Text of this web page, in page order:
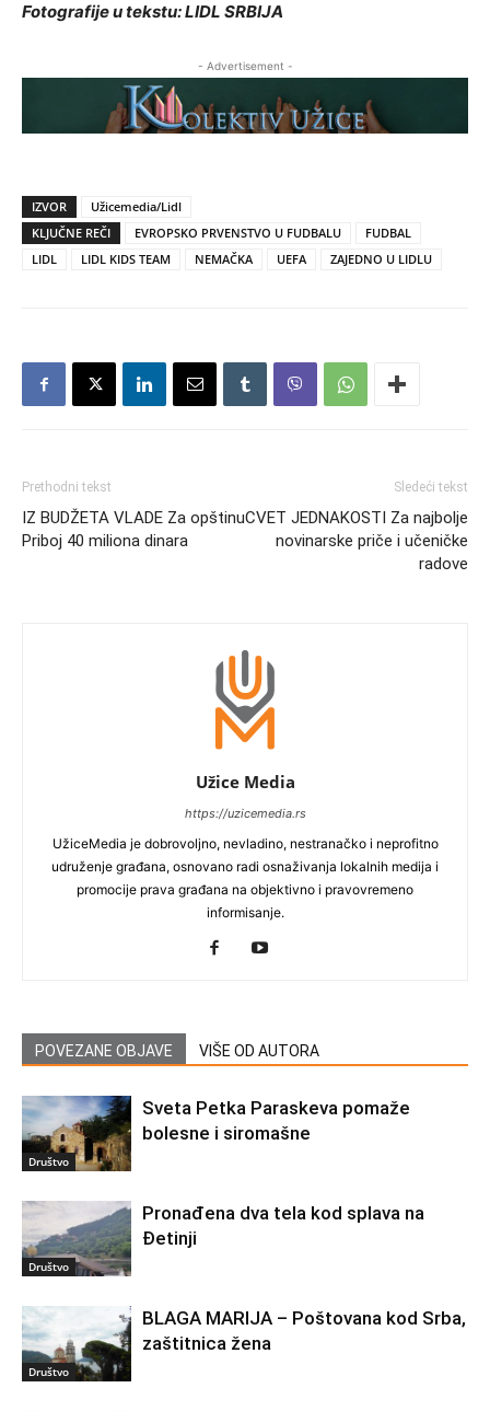
Fotografije u tekstu: LIDL SRBIJA
- Advertisement -
IZVOR
Užicemedia/Lidl
KLJUČNE REČI
EVROPSKO PRVENSTVO U FUDBALU
FUDBAL
LIDL
LIDL KIDS TEAM NEMAČKA UEFA ZAJEDNO U LIDLU
Prethodni tekst
IZ BUDŽETA VLADE Za opštinu
Priboj 40 miliona dinara
Sledeći tekst
CVET JEDNAKOSTI Za najbolje
novinarske priče i učeničke
radove
Užice Media
https://uzicemedia.rs
UžiceMedia je dobrovoljno, nevladino, nestranačko i neprofitno
udruženje građana, osnovano radi osnaživanja lokalnih medija i
promocije prava građana na objektivno i pravovremeno
informisanje.
POVEZANE OBJAVE VIŠE OD AUTORA
Društvo
Sveta Petka Paraskeva pomaže
bolesne i siromašne
Društvo
Pronađena dva tela kod splava na
Đetinji
Društvo
BLAGA MARIJA – Poštovana kod Srba,
zaštitnica žena